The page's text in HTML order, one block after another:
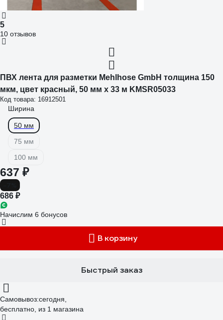
5
10 отзывов
ПВХ лента для разметки Mehlhose GmbH толщина 150
мкм, цвет красный, 50 мм х 33 м KMSR05033
Код товара: 16912501
Ширина
50 мм
75 мм
100 мм
637 ₽
686 ₽
Начислим 6 бонусов
В корзину
Быстрый заказ
Самовывоз:сегодня,
бесплатно , из 1 магазина